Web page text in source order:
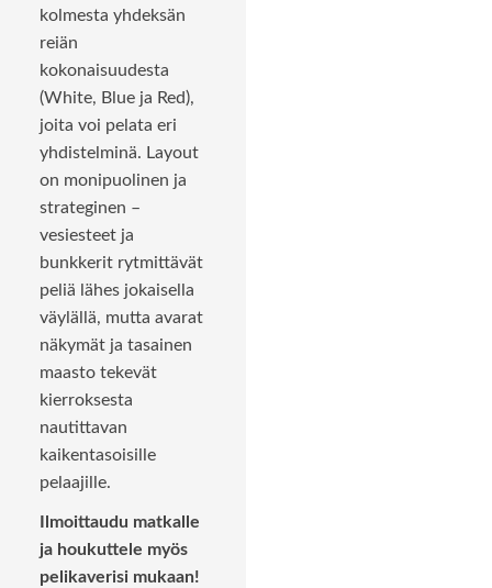
kolmesta yhdeksän
reiän
kokonaisuudesta
(White, Blue ja Red),
joita voi pelata eri
yhdistelminä. Layout
on monipuolinen ja
strateginen –
vesiesteet ja
bunkkerit rytmittävät
peliä lähes jokaisella
väylällä, mutta avarat
näkymät ja tasainen
maasto tekevät
kierroksesta
nautittavan
kaikentasoisille
pelaajille.
Ilmoittaudu matkalle
ja houkuttele myös
pelikaverisi mukaan!